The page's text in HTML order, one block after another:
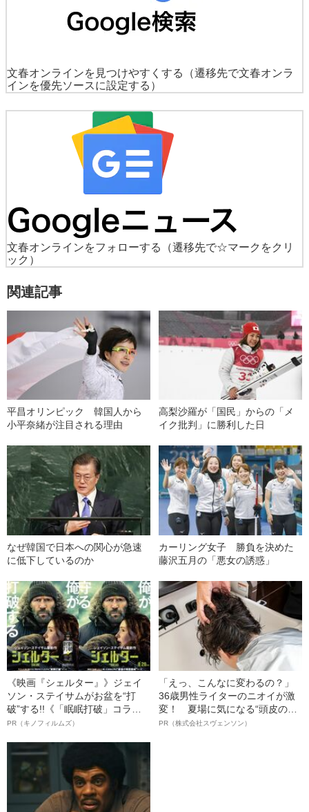
文春オンラインを見つけやすくする
（遷移先で文春オンラ
インを優先ソースに設定する）
文春オンラインをフォローする
（遷移先で☆マークをクリ
ック）
関連記事
平昌オリンピック 韓国人から
小平奈緒が注目される理由
高梨沙羅が「国民」からの「メ
イク批判」に勝利した日
なぜ韓国で日本への関心が急速
に低下しているのか
カーリング女子 勝負を決めた
藤沢五月の「悪女の誘惑」
《映画『シェルター』》ジェイ
ソン・ステイサムがお盆を“打
破”する!!《「眠眠打破」コラ
ボ》
PR（キノフィルムズ）
「えっ、こんなに変わるの？」
36歳男性ライターのニオイが激
変！ 夏場に気になる“頭皮のニ
オイ”や“ベタつき”を解消す
PR（株式会社スヴェンソン）